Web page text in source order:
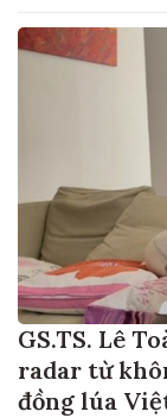
GS.TS. Lê
radar từ
đồng lúa